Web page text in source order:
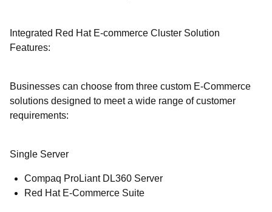
Integrated Red Hat E-commerce Cluster Solution
Features:
Businesses can choose from three custom E-Commerce
solutions designed to meet a wide range of customer
requirements:
Single Server
Compaq ProLiant DL360 Server
Red Hat E-Commerce Suite